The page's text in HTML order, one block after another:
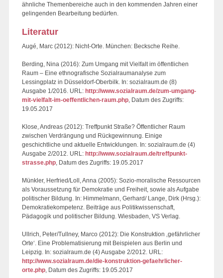
ähnliche Themenbereiche auch in den kommenden Jahren einer
gelingenden Bearbeitung bedürfen.
Literatur
Augé, Marc (2012): Nicht-Orte. München: Becksche Reihe.
Berding, Nina (2016): Zum Umgang mit Vielfalt im öffentlichen
Raum – Eine ethnografische Sozialraumanalyse zum
Lessingplatz in Düsseldorf-Oberbilk. In: sozialraum.de (8)
Ausgabe 1/2016. URL: http://www.sozialraum.de/zum-umgang-
mit-vielfalt-im-oeffentlichen-raum.php, Datum des Zugriffs:
19.05.2017
Klose, Andreas (2012): Treffpunkt Straße? Öffentlicher Raum
zwischen Verdrängung und Rückgewinnung. Einige
geschichtliche und aktuelle Entwicklungen. In: sozialraum.de (4)
Ausgabe 2/2012. URL: http://www.sozialraum.de/treffpunkt-
strasse.php, Datum des Zugriffs: 19.05.2017
Münkler, Herfried/Loll, Anna (2005): Sozio-moralische Ressourcen
als Voraussetzung für Demokratie und Freiheit, sowie als Aufgabe
politischer Bildung. In: Himmelmann, Gerhard/ Lange, Dirk (Hrsg.):
Demokratiekompetenz. Beiträge aus Politikwissenschaft,
Pädagogik und politischer Bildung. Wiesbaden, VS Verlag.
Ullrich, Peter/Tullney, Marco (2012): Die Konstruktion ‚gefährlicher
Orte‘. Eine Problematisierung mit Beispielen aus Berlin und
Leipzig. In: sozialraum.de (4) Ausgabe 2/2012. URL:
http://www.sozialraum.de/die-konstruktion-gefaehrlicher-
orte.php, Datum des Zugriffs: 19.05.2017